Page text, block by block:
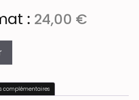
: 24,00 €
complémentaires